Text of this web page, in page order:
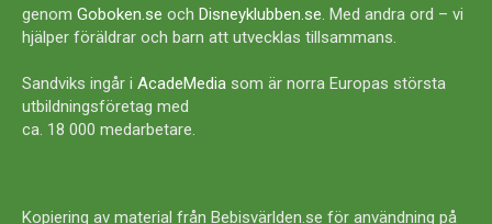
genom Goboken.se och Disneyklubben.se. Med andra ord – vi
hjälper föräldrar och barn att utvecklas tillsammans.
Sandviks ingår i AcadeMedia som är norra Europas största
utbildningsföretag med
ca. 18 000 medarbetare.
Kopiering av material från Bebisvärlden.se för användning på